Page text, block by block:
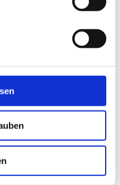
gestalten